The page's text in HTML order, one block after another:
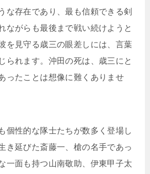
な存在であり、最も信頼できる剣
ながらも最後まで戦い続けようと
を見守る歳三の眼差しには、言葉
られます。沖田の死は、歳三にと
ったことは想像に難くありませ
個性的な隊士たちが数多く登場し
き延びた斎藤一、槍の名手であっ
一面も持つ山南敬助、伊東甲子太